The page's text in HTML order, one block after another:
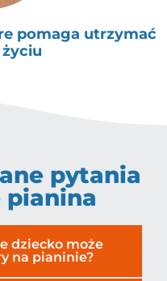
pomaga utrzymać
pytania
dziecko może
na pianinie?